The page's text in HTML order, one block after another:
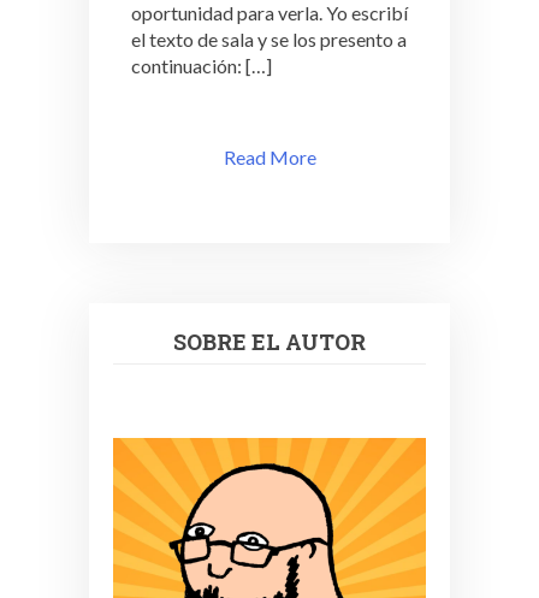
oportunidad para verla. Yo escribí
el texto de sala y se los presento a
continuación: […]
Read More
SOBRE EL AUTOR